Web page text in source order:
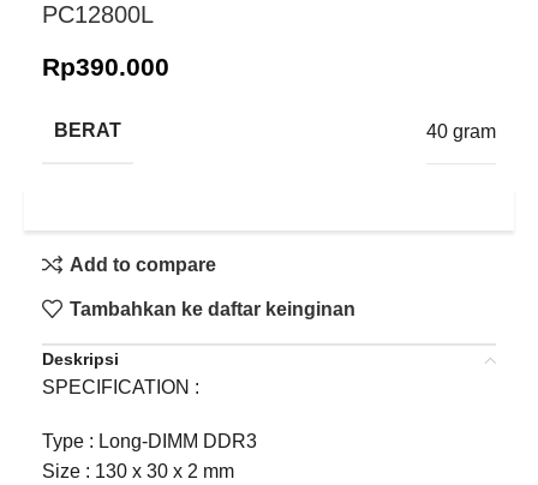
PC12800L
Rp390.000
BERAT 40 gram
Add to compare
Tambahkan ke daftar keinginan
Deskripsi
SPECIFICATION :
Type : Long-DIMM DDR3
Size : 130 x 30 x 2 mm